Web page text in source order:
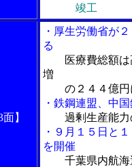
竣工
】
・厚生労働省が
る
医療費総額
増
の２４４億円
・鉄鋼連盟、中
過剰生産能
・９月１５日と
を開催
千葉県内航